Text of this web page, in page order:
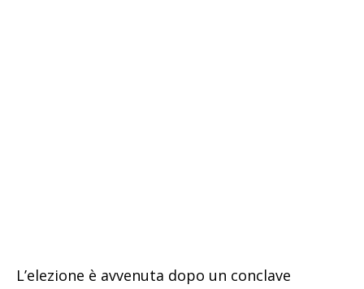
L’elezione è avvenuta dopo un conclave